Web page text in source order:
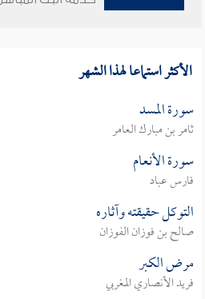
الأكثر استماعا لهذا الشهر
سورة المسد
ثامر بن مبارك العامر
سورة الأنعام
فارس عباد
التوكل حقيقته وآثاره
صالح بن فوزان الفوزان
مرض الكبر
فريد الأنصاري المغربي